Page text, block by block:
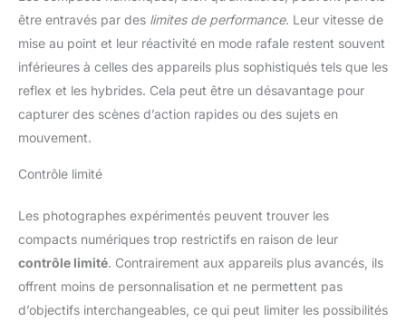
ion rechargeables, 1 * carte
mémoire 32 Go, 1 * lecteur de
USB, 1 * sac pour appareil
Instructions en quatre langues :
allemand/français/italien/espag
nol. Si vous avez des questions,
n'hésitez pas à nous contacter.
pour vous offrir la meilleure
être entravés par des limites de performance. Leur vitesse de
mise au point et leur réactivité en mode rafale restent souvent
inférieures à celles des appareils plus sophistiqués tels que les
reflex et les hybrides. Cela peut être un désavantage pour
capturer des scènes d’action rapides ou des sujets en
mouvement.
Contrôle limité
Les photographes expérimentés peuvent trouver les
compacts numériques trop restrictifs en raison de leur
contrôle limité. Contrairement aux appareils plus avancés, ils
offrent moins de personnalisation et ne permettent pas
d’objectifs interchangeables, ce qui peut limiter les possibilités